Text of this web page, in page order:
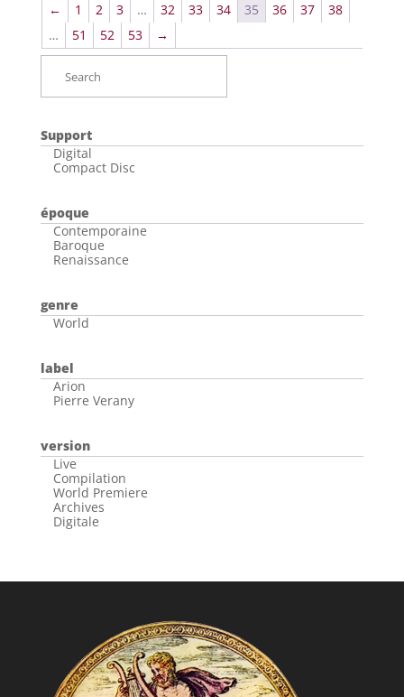
← 1 2 3 … 32 33 34 35 36 37
38
…
51 52 53 →
Support
Digital
Compact Disc
époque
Contemporaine
Baroque
Renaissance
genre
World
label
Arion
Pierre Verany
version
Live
Compilation
World Premiere
Archives
Digitale